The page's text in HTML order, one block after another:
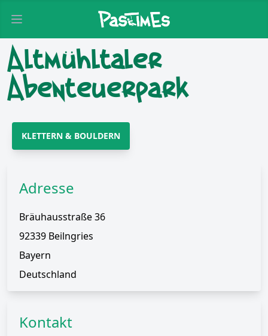
Open main menu
Altmühltaler
Abenteuerpark
KLETTERN & BOULDERN
Adresse
Bräuhausstraße 36
92339 Beilngries
Bayern
Deutschland
Kontakt